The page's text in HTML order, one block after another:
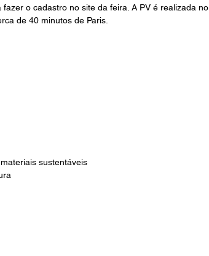
o cadastro no site da feira. A PV é realizada no
de 40 minutos de Paris.
sustentáveis